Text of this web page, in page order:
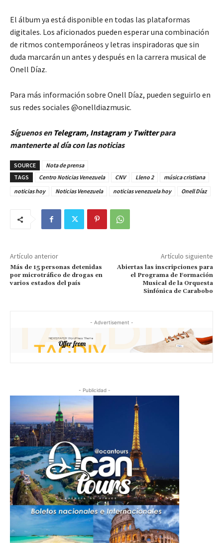
El álbum ya está disponible en todas las plataformas
digitales. Los aficionados pueden esperar una combinación
de ritmos contemporáneos y letras inspiradoras que sin
duda marcarán un antes y después en la carrera musical de
Onell Díaz.
Para más información sobre Onell Díaz, pueden seguirlo en
sus redes sociales @onelldiazmusic.
Síguenos en Telegram, InstagramyTwitterpara
mantenerte al día con las noticias
SOURCE
Nota de prensa
TAGS
Centro Noticias Venezuela CNV Lleno 2
música cristiana
noticias hoy
Noticias Venezuela noticias venezuela hoy Onell Díaz
Artículo anterior
Más de 15 personas detenidas
por microtráfico de drogas en
varios estados del país
Artículo siguiente
Abiertas las inscripciones para
el Programa de Formación
Musical de la Orquesta
Sinfónica de Carabobo
- Advertisement -
- Publicidad -